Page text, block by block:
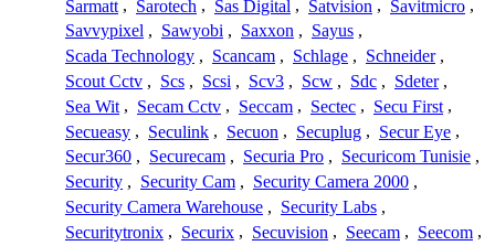
Sarmatt , Sarotech , Sas Digital , Satvision , Savitmicro ,
Savvypixel , Sawyobi , Saxxon , Sayus ,
Scada Technology , Scancam , Schlage , Schneider ,
Scout Cctv , Scs , Scsi , Scv3 , Scw , Sdc , Sdeter ,
Sea Wit , Secam Cctv , Seccam , Sectec , Secu First ,
Secueasy , Seculink , Secuon , Secuplug , Secur Eye ,
Secur360 , Securecam , Securia Pro , Securicom Tunisie ,
Security , Security Cam , Security Camera 2000 ,
Security Camera Warehouse , Security Labs ,
Securitytronix , Securix , Secuvision , Seecam , Seecom ,